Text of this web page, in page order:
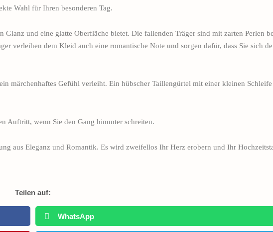
Wahl für Ihren besonderen Tag.
und eine glatte Oberfläche bietet. Die fallenden Träger sind mit zarten Perlen
verleihen dem Kleid auch eine romantische Note und sorgen dafür, dass Sie sich
märchenhaftes Gefühl verleiht. Ein hübscher Taillengürtel mit einer kleinen
Auftritt, wenn Sie den Gang hinunter schreiten.
aus Eleganz und Romantik. Es wird zweifellos Ihr Herz erobern und Ihr
Teilen auf:
WhatsApp